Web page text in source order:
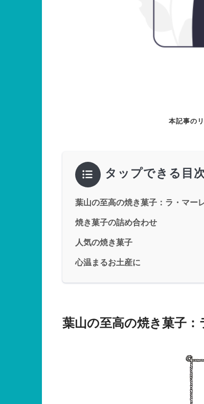
本記事の
タップできる目
葉山の至高の焼き菓子：ラ・マー
焼き菓子の詰め合わせ
人気の焼き菓子
心温まるお土産に
葉山の至高の焼き菓子